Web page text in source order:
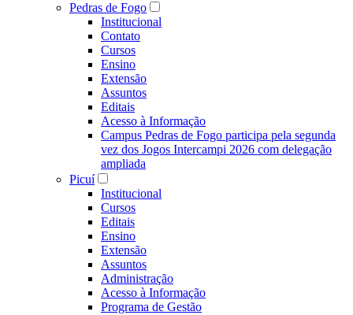
Pedras de Fogo
Institucional
Contato
Cursos
Ensino
Extensão
Assuntos
Editais
Acesso à Informação
Campus Pedras de Fogo participa pela segunda
vez dos Jogos Intercampi 2026 com delegação
ampliada
Picuí
Institucional
Cursos
Editais
Ensino
Extensão
Assuntos
Administração
Acesso à Informação
Programa de Gestão